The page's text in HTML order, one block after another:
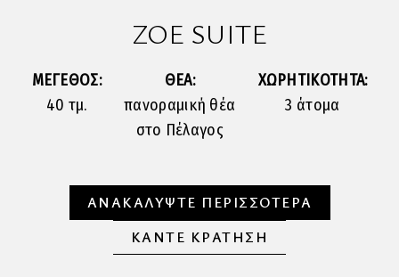
ZOE SUITE
ΜΕΓΕΘΟΣ:
40 τμ.
ΘΕΑ:
πανοραμική θέα
στο Πέλαγος
ΧΩΡΗΤΙΚΟΤΗΤΑ:
3 άτομα
ΑΝΑΚΑΛΥΨΤΕ ΠΕΡΙΣΣΟΤΕΡΑ
ΚΑΝΤΕ ΚΡΑΤΗΣΗ